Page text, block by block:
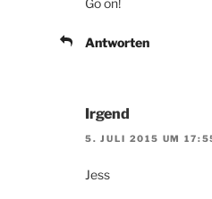
Antworten
Irgend
5. JULI 2015 UM
Jess